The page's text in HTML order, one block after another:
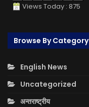
Views Today : 875
Browse By Category
English News
Uncategorized
अन्तराष्ट्रीय